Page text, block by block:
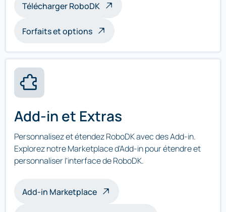
Télécharger RoboDK
Forfaits et options
Add-in et Extras
Personnalisez et étendez RoboDK avec des Add-in.
Explorez notre Marketplace d'Add-in pour étendre et
personnaliser l'interface de RoboDK.
Add-in Marketplace